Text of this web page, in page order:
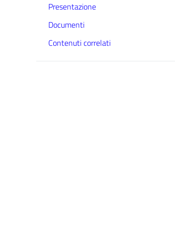
Presentazione
Documenti
Contenuti correlati